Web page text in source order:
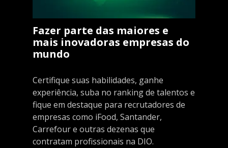
Fazer parte das maiores e
mais inovadoras empresas do
mundo
Certifique suas habilidades, ganhe
experiência, suba no ranking de talentos e
fique em destaque para recrutadores de
empresas como iFood, Santander,
Carrefour e outras dezenas que
contratam profissionais na DIO.